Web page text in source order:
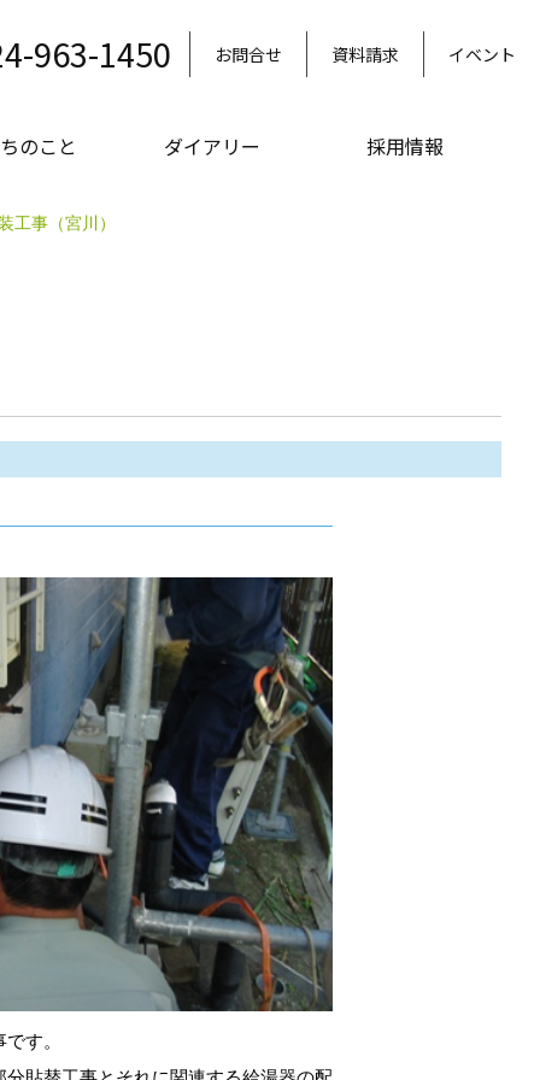
963-1450 お問合せ 資料請求 イベント
のこと ダイアリー 採用情報
事（宮川）
す。